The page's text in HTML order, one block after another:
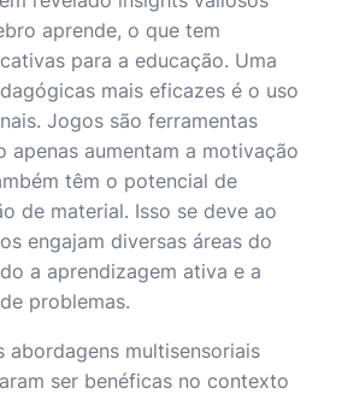
aprende, o que tem
para a educação. Uma
mais eficazes é o uso
Jogos são ferramentas
apenas aumentam a motivação
têm o potencial de
de material. Isso se deve ao
engajam diversas áreas do
a aprendizagem ativa e a
problemas.
abordagens multisensoriais
ser benéficas no contexto